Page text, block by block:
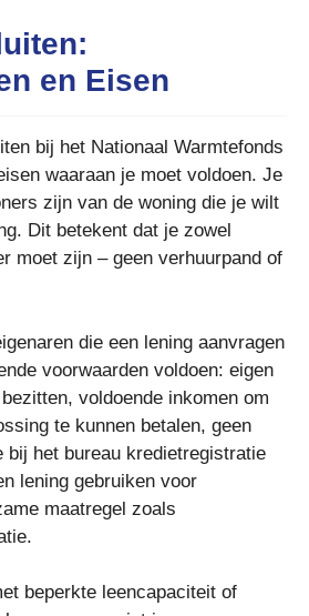
en Eisen
bij het Nationaal Warmtefonds
waaraan je moet voldoen. Je
zijn van de woning die je wilt
Dit betekent dat je zowel
moet zijn – geen verhuurpand of
die een lening aanvragen
voorwaarden voldoen: eigen
voldoende inkomen om
te kunnen betalen, geen
bij het bureau kredietregistratie
lening gebruiken voor
maatregel zoals
beperkte leencapaciteit of